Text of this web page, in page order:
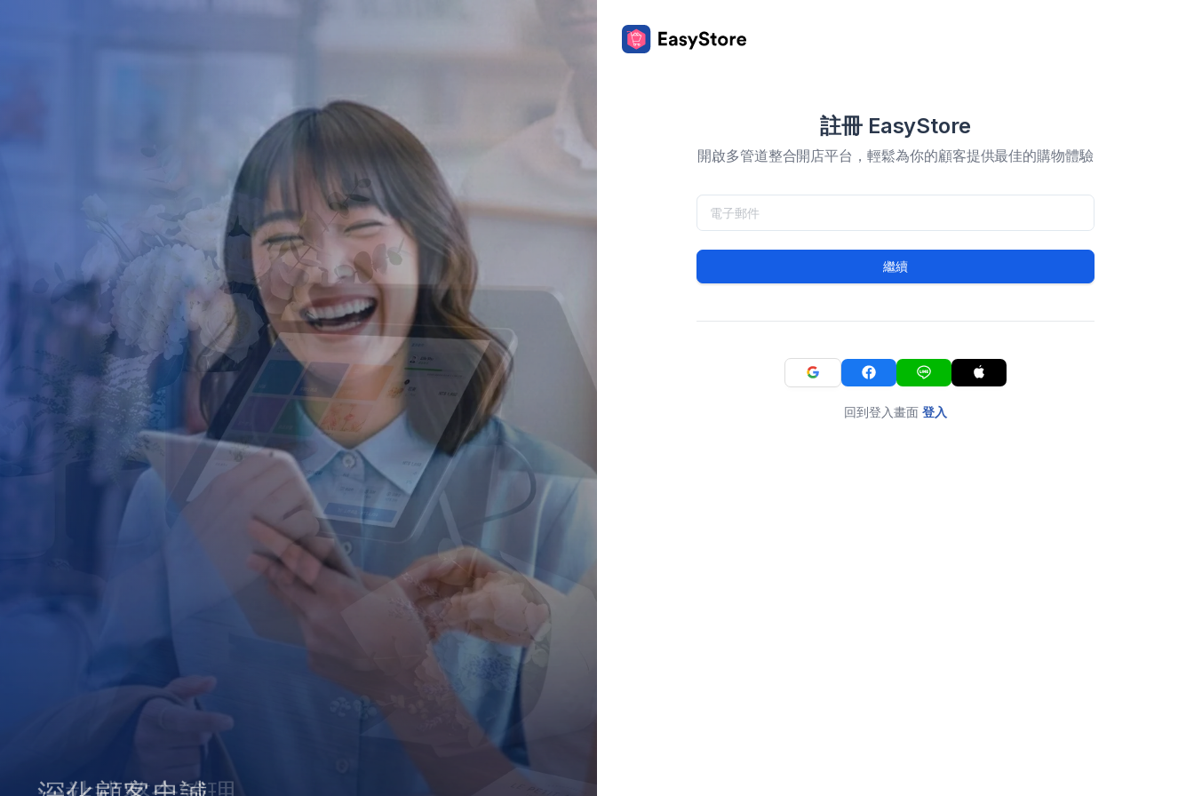
註冊 EasyStore
開啟多管道整合開店平台，輕鬆為你的顧客提供最佳的購物體驗
繼續
回到登入畫面 登入